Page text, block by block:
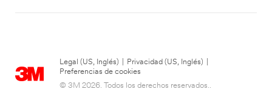
Legal (US, Inglés) Privacidad (US, Inglés)
Preferencias de cookies
© 3M 2026. Todos los derechos reservados..